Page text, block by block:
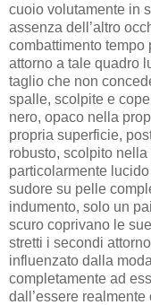
cuoio volutamente in
assenza dell’altro
combattimento
attorno a tale quadro
taglio che non
spalle, scolpite e
nero, opaco nella
propria superficie,
robusto, scolpito
particolarmente
sudore su pelle
indumento, solo un
scuro coprivano le
stretti i secondi
influenzato dalla
completamente ad
dall’essere